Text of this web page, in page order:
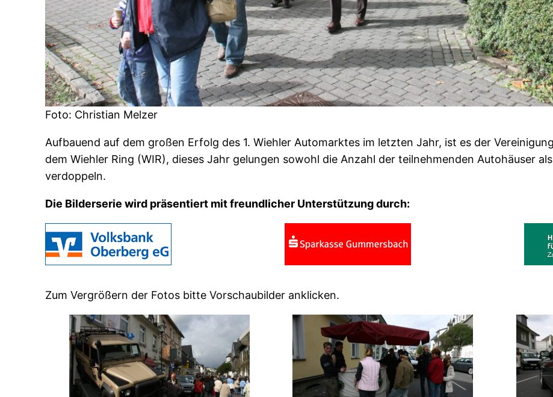
Foto: Christian Melzer
Aufbauend auf dem großen Erfolg des 1. Wiehler Automarktes im letzten Jahr, ist es der
dem Wiehler Ring (WIR), dieses Jahr gelungen sowohl die Anzahl der teilnehmenden Autohäuser
verdoppeln.
Die Bilderserie wird präsentiert mit freundlicher Unterstützung durch:
Zum Vergrößern der Fotos bitte Vorschaubilder anklicken.